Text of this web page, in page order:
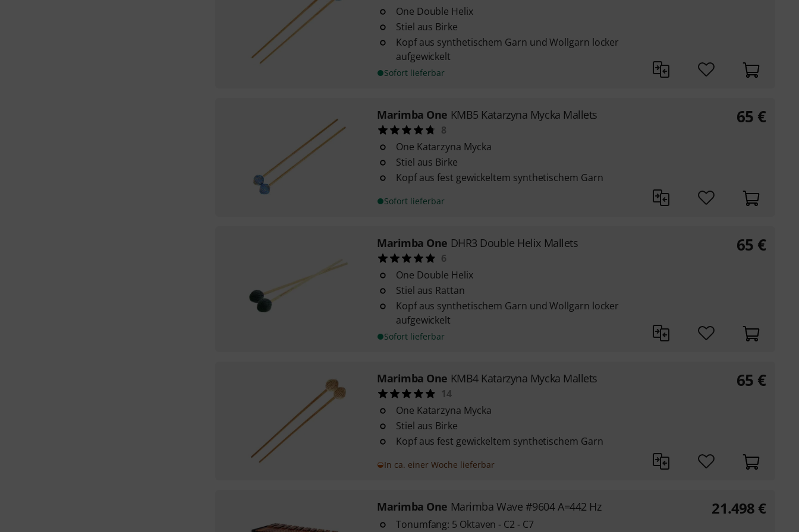
One Double Helix
Stiel aus Birke
Kopf aus synthetischem Garn und Wollgarn locker
aufgewickelt
Sofort lieferbar
Marimba One KMB5 Katarzyna Mycka Mallets
8
One Katarzyna Mycka
Stiel aus Birke
Kopf aus fest gewickeltem synthetischem Garn
Sofort lieferbar
65 €
Marimba One DHR3 Double Helix Mallets
6
One Double Helix
Stiel aus Rattan
Kopf aus synthetischem Garn und Wollgarn locker
aufgewickelt
Sofort lieferbar
65 €
Marimba One KMB4 Katarzyna Mycka Mallets
14
One Katarzyna Mycka
Stiel aus Birke
Kopf aus fest gewickeltem synthetischem Garn
In ca. einer Woche lieferbar
65 €
Marimba One Marimba Wave #9604 A=442 Hz
Tonumfang: 5 Oktaven - C2 - C7
21.498 €